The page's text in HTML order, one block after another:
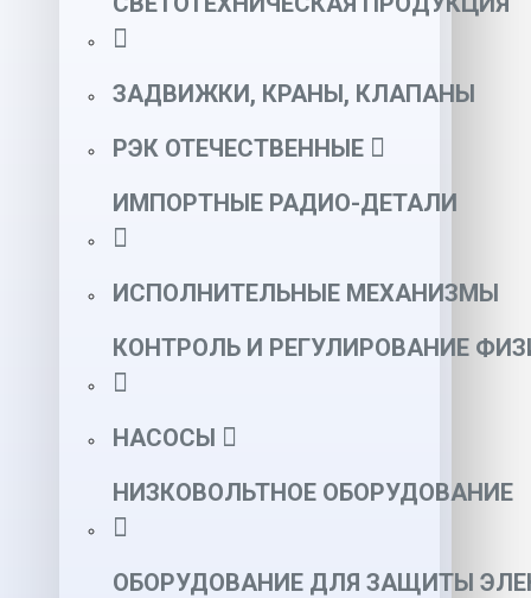
ЗАДВИЖКИ, КРАНЫ, КЛАПАНЫ
РЭК ОТЕЧЕСТВЕННЫЕ
ИМПОРТНЫЕ РАДИО-ДЕТАЛИ
ИСПОЛНИТЕЛЬНЫЕ МЕХАНИЗМЫ
КОНТРОЛЬ И РЕГУЛИРОВАНИЕ
НАСОСЫ
НИЗКОВОЛЬТНОЕ ОБОРУДОВАНИЕ
ОБОРУДОВАНИЕ ДЛЯ ЗАЩИТЫ